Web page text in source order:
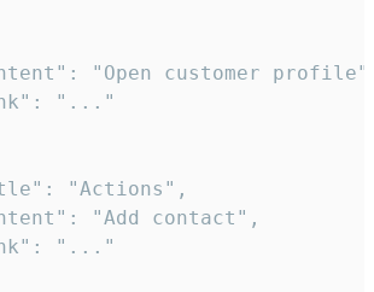
"Open customer
"..."
"Actions",
"Add contact",
"..."